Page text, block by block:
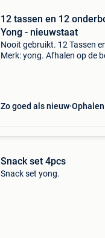
12 tassen en 12
Yong - nieuwstaat
Nooit gebruikt. 12 Tassen
Merk: yong. Afhalen op de
Zo goed als nieuw Ophalen
Snack set 4pcs
Snack set yong.